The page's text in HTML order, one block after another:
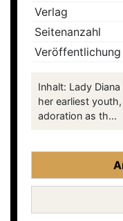
Verlag
Seitenanzahl
Veröffentlichung
Inhalt: Lady
her earliest
adoration as th...